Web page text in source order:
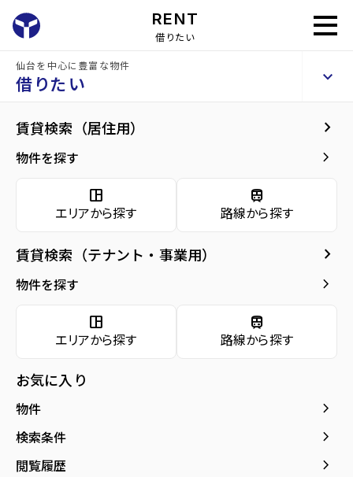
RENT
借りたい
仙台を中心に豊富な物件
借りたい keyboard_arrow_up
賃貸検索（居住用） keyboard_arrow_right
物件を探す keyboard_arrow_right
space_dashboard
エリアから探す
train
路線から探す
賃貸検索（テナント・事業用） keyboard_arrow_right
物件を探す keyboard_arrow_right
space_dashboard
エリアから探す
train
路線から探す
お気に入り
物件 keyboard_arrow_right
検索条件 keyboard_arrow_right
閲覧履歴 keyboard_arrow_right
賃貸マンション GRANDIA卸町
建物概要
現在募集中の物件arrow_forward
arrow_forward
地図・周辺環境 arrow_forward
GRANDIA卸町
アクセス
所在地 宮城県仙台市若林区大和町5丁目
紹介動画